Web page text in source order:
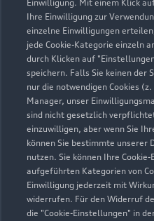
Einwilligung. Mit einem Klick
Ihre Einwilligung zur
einzelne Einwilligungen
jede Cookie-Kategorie einzeln
durch Klicken auf
speichern. Falls Sie keinen der
nur die notwendigen Cookies
Manager, unser
sind nicht gesetzlich
einzuwilligen, aber wenn Sie
können Sie bestimmte unserer
nutzen. Sie können Ihre
aufgeführten Kategorien von
Einwilligung jederzeit mit
widerrufen. Für den Widerruf
die "Cookie-Einstellungen" in
audi.fuerth@feser-
Kontaktdaten
Öffnungszeiten
Verkauf
Geschlossen, öffnet